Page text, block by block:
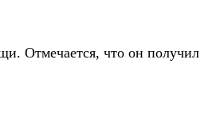
Отмечается, что он получил